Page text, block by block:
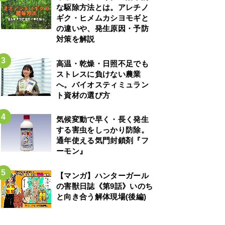
な駆除方法とは。アレチノ
ギク・ヒメムカシヨモギと
の違いや、発生原因・予防
対策を解説
高温・乾燥・日照不足でも
ストレスに負けない農業
へ。バイオスティミュラン
ト資材の選び方
気候変動で早く・長く発生
する害虫をしっかり防除。
通年使える気門封鎖剤『フ
ーモン』
【マンガ】ハンターガール
の害獣日誌《第9話》いのち
と向き合う解体現場(後編)